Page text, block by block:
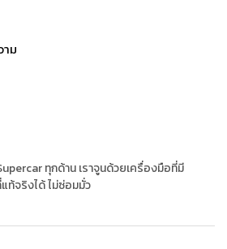
ม
ทุกด้าน เราจูนด้วยเครื่องมือที่มี
ท้จริงได้ ไม่ซ่อมมั่ว